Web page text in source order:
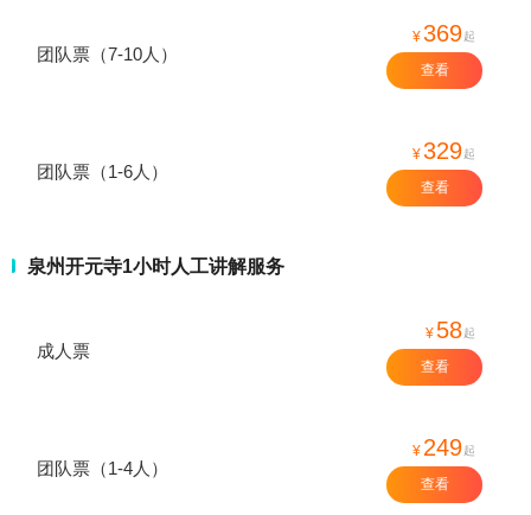
团队票（7-10人）
¥369起
查看
团队票（1-6人）
¥329起
查看
泉州开元寺1小时人工讲解服务
成人票
¥ 58起
查看
团队票（1-4人）
¥ 249起
查看